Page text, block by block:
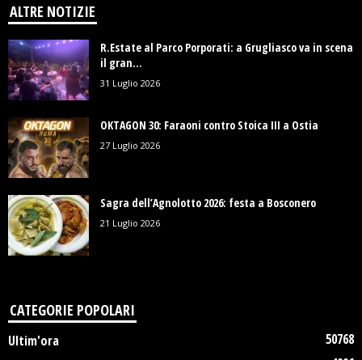
ALTRE NOTIZIE
R.Estate al Parco Porporati: a Grugliasco va in scena
il gran...
31 Luglio 2026
OKTAGON 30: Faraoni contro Stoica III a Ostia
27 Luglio 2026
Sagra dell’Agnolotto 2026: festa a Bosconero
21 Luglio 2026
CATEGORIE POPOLARI
Ultim'ora
50768